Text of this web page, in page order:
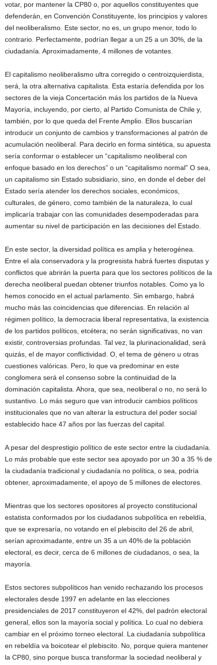
votar, por mantener la CP80 o, por aquellos constituyentes que
defenderán, en Convención Constituyente, los principios y valores
del neoliberalismo. Este sector, no es, un grupo menor, todo lo
contrario. Perfectamente, podrían llegar a un 25 a un 30%, de la
ciudadanía. Aproximadamente, 4 millones de votantes.
El capitalismo neoliberalismo ultra corregido o centroizquierdista,
será, la otra alternativa capitalista. Esta estaría defendida por los
sectores de la vieja Concertación más los partidos de la Nueva
Mayoría, incluyendo, por cierto, al Partido Comunista de Chile y,
también, por lo que queda del Frente Amplio. Ellos buscarían
introducir un conjunto de cambios y transformaciones al patrón de
acumulación neoliberal. Para decirlo en forma sintética, su apuesta
sería conformar o establecer un “capitalismo neoliberal con
enfoque basado en los derechos” o un “capitalismo normal” O sea,
un capitalismo sin Estado subsidiario, sino, en donde el deber del
Estado sería atender los derechos sociales, económicos,
culturales, de género, como también de la naturaleza, lo cual
implicaría trabajar con las comunidades desempoderadas para
aumentar su nivel de participación en las decisiones del Estado.
En este sector, la diversidad política es amplia y heterogénea.
Entre el ala conservadora y la progresista habrá fuertes disputas y
conflictos que abrirán la puerta para que los sectores políticos de la
derecha neoliberal puedan obtener triunfos notables. Como ya lo
hemos conocido en el actual parlamento. Sin embargo, habrá
mucho más las coincidencias que diferencias. En relación al
régimen político, la democracia liberal representativa, la existencia
de los partidos políticos, etcétera; no serán significativas, no van
existir, controversias profundas. Tal vez, la plurinacionalidad, será
quizás, el de mayor conflictividad. O, el tema de género u otras
cuestiones valóricas. Pero, lo que va predominar en este
conglomera será el consenso sobre la continuidad de la
dominación capitalista. Ahora, que sea, neoliberal o no, no será lo
sustantivo. Lo más seguro que van introducir cambios políticos
institucionales que no van alterar la estructura del poder social
establecido hace 47 años por las fuerzas del capital.
A pesar del desprestigio político de este sector entre la ciudadanía.
Lo más probable que este sector sea apoyado por un 30 a 35 % de
la ciudadanía tradicional y ciudadanía no política, o sea, podría
obtener, aproximadamente, el apoyo de 5 millones de electores.
Mientras que los sectores opositores al proyecto constitucional
estatista conformados por los ciudadanos subpolítica en rebeldía,
que se expresaría, no votando en el plebiscito del 26 de abril,
serían aproximadante, entre un 35 a un 40% de la población
electoral, es decir, cerca de 6 millones de ciudadanos, o sea, la
mayoría.
Estos sectores subpolíticos han venido rechazando los procesos
electorales desde 1997 en adelante en las elecciones
presidenciales de 2017 constituyeron el 42%, del padrón electoral
general, ellos son la mayoría social y política. Lo cual no debiera
cambiar en el próximo torneo electoral. La ciudadanía subpolítica
en rebeldía va boicotear el plebiscito. No, porque quiera mantener
la CP80, sino porque busca transformar la sociedad neoliberal y